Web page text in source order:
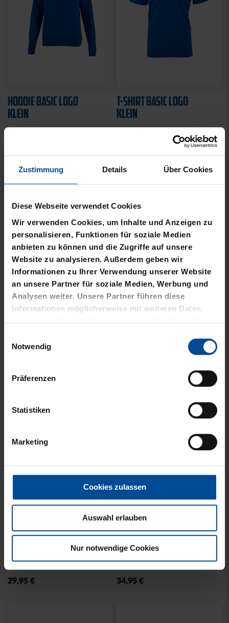
Zustimmung Details Über Cookies
Diese Webseite verwendet Cookies
Wir verwenden Cookies, um Inhalte und Anzeigen zu
personalisieren, Funktionen für soziale Medien
anbieten zu können und die Zugriffe auf unsere
Website zu analysieren. Außerdem geben wir
Informationen zu Ihrer Verwendung unserer Website
an unsere Partner für soziale Medien, Werbung und
Analysen weiter. Unsere Partner führen diese
Informationen möglicherweise mit weiteren Daten
gesammelt haben.
Notwendig
Präferenzen
Statistiken
Marketing
Cookies zulassen
Auswahl erlauben
Nur notwendige Cookies
HOODIE BASIC LOGO
KLEIN
T-SHIRT BASIC LOGO
KLEIN
Ausverkauft Sale
T-SHIRT KARLSRUHE
BADGE SCHWARZ
29,95 €
T-SHIRT KARLSRUHE
WASHED SCHWARZ
34,95 €